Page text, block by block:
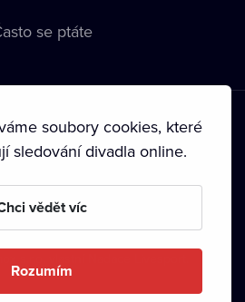
se ptáte
soukromí • Zásady používání
Autorská práva•
soubory cookies, které
sledování divadla online.
vědět víc
Rozumím